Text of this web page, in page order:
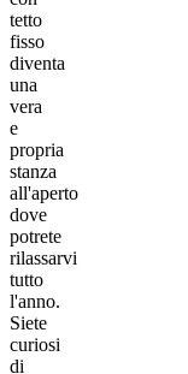
tetto
fisso
diventa
una
vera
e
propria
stanza
all'aperto
dove
potrete
rilassarvi
tutto
l'anno.
Siete
curiosi
di